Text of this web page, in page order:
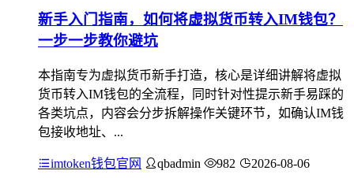
新手入门指南，如何将虚拟货币转入IM钱包？
一步一步教你避坑
本指南专为虚拟货币新手打造，核心是详细讲解将虚拟
货币转入IM钱包的全流程，同时针对性提示新手易踩的
各类坑点，内容会分步拆解操作关键环节，如确认IM钱
包接收地址、...
imtoken钱包官网 qbadmin 982 2026-08-06